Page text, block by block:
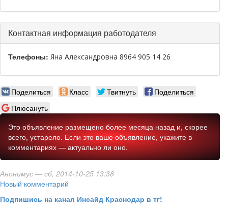
Скрыть
Контактная информация работодателя
Телефоны: Яна Александровна 8964 905 14 26
Поделиться Класс Твитнуть
Поделиться
Плюсануть
Это объявление размещено более месяца назад и, скорее
всего, устарело. Если это ваше объявление, укажите в
комментариях — актуально ли оно.
Анонимус — сб, 2014-10-25 13:38
Новый комментарий
Подпишись на канал Инсайд Краснодар в тг!